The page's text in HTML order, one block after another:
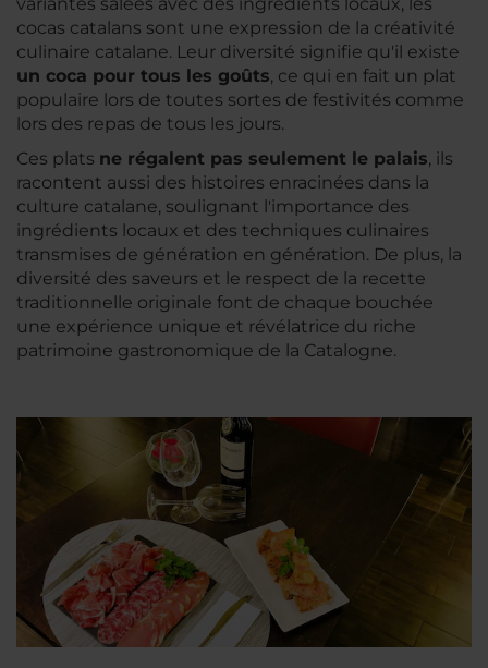
cocas catalans sont une expression de la créativité
culinaire catalane. Leur diversité signifie qu'il existe
un coca pour tous les goûts, ce qui en fait un plat
populaire lors de toutes sortes de festivités comme
lors des repas de tous les jours.
Ces plats ne régalent pas seulement le palais, ils
racontent aussi des histoires enracinées dans la
culture catalane, soulignant l'importance des
ingrédients locaux et des techniques culinaires
transmises de génération en génération. De plus, la
diversité des saveurs et le respect de la recette
traditionnelle originale font de chaque bouchée
une expérience unique et révélatrice du riche
patrimoine gastronomique de la Catalogne.